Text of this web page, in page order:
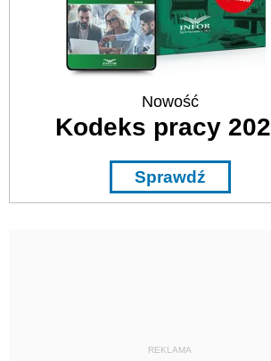
Nowość
Kodeks pracy
Sprawdź
REKLAMA